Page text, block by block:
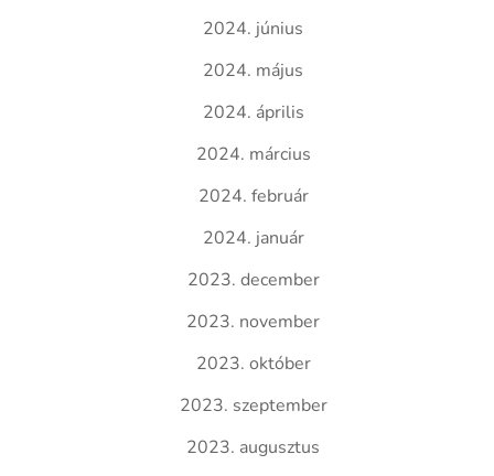
2024. június
2024. május
2024. április
2024. március
2024. február
2024. január
2023. december
2023. november
2023. október
2023. szeptember
2023. augusztus